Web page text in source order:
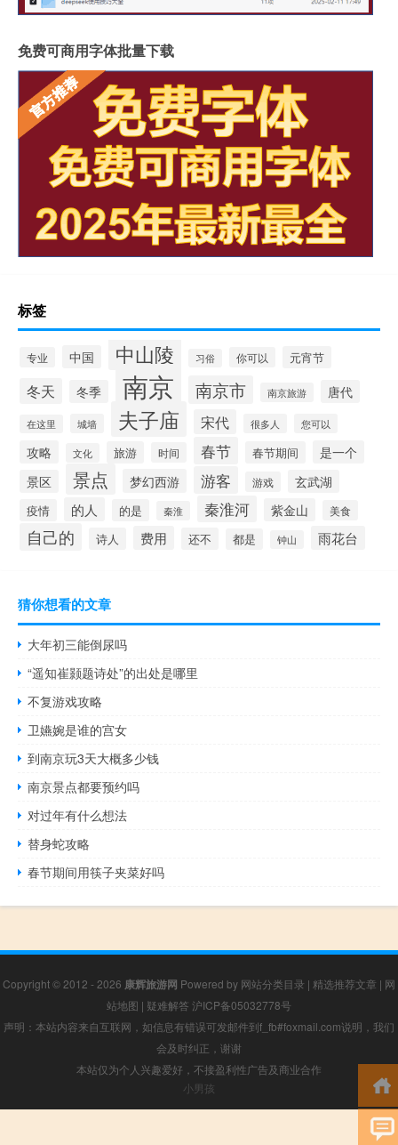
免费可商用字体批量下载
标签
专业 中国 中山陵 习俗 你可以 元宵节
冬天 冬季 南京 南京市 南京旅游 唐代
在这里 城墙 夫子庙 宋代 很多人 您可以
攻略 文化 旅游 时间 春节 春节期间
是一个
景区
景点 梦幻西游 游客 游戏 玄武湖
疫情 的人 的是 秦淮 秦淮河 紫金山 美食
自己的 诗人 费用 还不 都是 钟山 雨花台
猜你想看的文章
大年初三能倒尿吗
“遥知崔颢题诗处”的出处是哪里
不复游戏攻略
卫嬿婉是谁的宫女
到南京玩3天大概多少钱
南京景点都要预约吗
对过年有什么想法
替身蛇攻略
春节期间用筷子夹菜好吗
Copyright © 2012 - 2026 康辉旅游网 Powered by 网站分类目录 | 精选推荐文章 | 网
站地图 | 疑难解答 沪ICP备05032778号
声明：本站内容来自互联网，如信息有错误可发邮件到f_fb#foxmail.com说明，我们
会及时纠正，谢谢
本站仅为个人兴趣爱好，不接盈利性广告及商业合作
小男孩